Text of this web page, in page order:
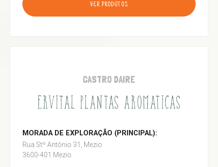
VER PRODUTOS
CASTRO DAIRE
ERVITAL PLANTAS AROMATICAS
MORADA DE EXPLORAÇÃO (PRINCIPAL):
Rua Stº António 31, Mezio
3600-401 Mezio